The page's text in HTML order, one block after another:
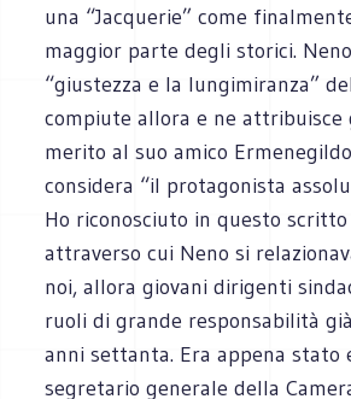
una “Jacquerie” come
maggior parte degli storici.
“giustezza e la lungimiranza”
compiute allora e ne attribuisce
merito al suo amico
considera “il protagonista
Ho riconosciuto in questo
attraverso cui Neno si
noi, allora giovani dirigenti
ruoli di grande responsabilità
anni settanta. Era appena stato
segretario generale della